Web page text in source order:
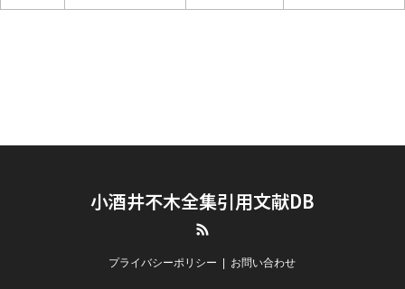
小酒井不木全集引用文献DB
プライバシーポリシー お問い合わせ